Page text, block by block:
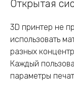
Открытая
3D принтер не
использовать
разных
Каждый
параметры